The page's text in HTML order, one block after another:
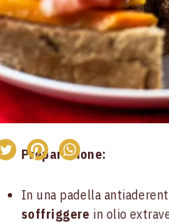
Preparazione:
In una padella
soffriggere in olio